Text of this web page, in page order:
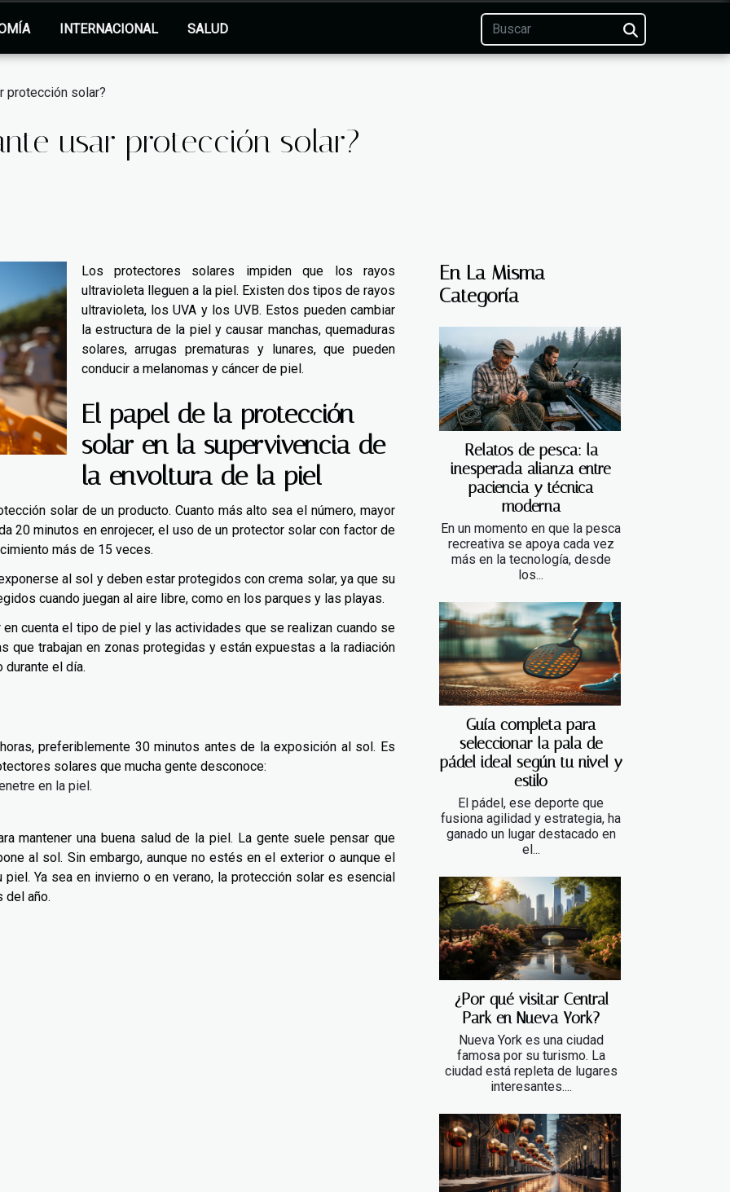
INTERNACIONAL SALUD
protección solar?
usar protección solar?
Los protectores solares impiden que los rayos
ultravioleta lleguen a la piel. Existen dos tipos de rayos
ultravioleta, los UVA y los UVB. Estos pueden cambiar
la estructura de la piel y causar manchas, quemaduras
solares, arrugas prematuras y lunares, que pueden
conducir a melanomas y cáncer de piel.
El papel de la protección
solar en la supervivencia de
la envoltura de la piel
solar de un producto. Cuanto más alto sea el número, mayor
20 minutos en enrojecer, el uso de un protector solar con factor de
más de 15 veces.
al sol y deben estar protegidos con crema solar, ya que su
cuando juegan al aire libre, como en los parques y las playas.
cuenta el tipo de piel y las actividades que se realizan cuando se
que trabajan en zonas protegidas y están expuestas a la radiación
el día.
preferiblemente 30 minutos antes de la exposición al sol. Es
solares que mucha gente desconoce:
en la piel.
mantener una buena salud de la piel. La gente suele pensar que
al sol. Sin embargo, aunque no estés en el exterior o aunque el
Ya sea en invierno o en verano, la protección solar es esencial
del año.
En La Misma
Categoría
Relatos de pesca: la
inesperada alianza entre
paciencia y técnica
moderna
En un momento en que la pesca
recreativa se apoya cada vez
más en la tecnología, desde
los...
Guía completa para
seleccionar la pala de
pádel ideal según tu nivel y
estilo
El pádel, ese deporte que
fusiona agilidad y estrategia, ha
ganado un lugar destacado en
el...
¿Por qué visitar Central
Park en Nueva York?
Nueva York es una ciudad
famosa por su turismo. La
ciudad está repleta de lugares
interesantes....